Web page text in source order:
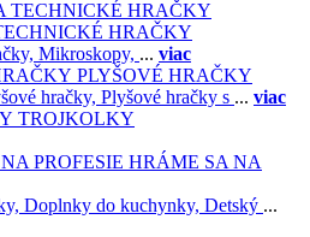
HRAČKY
Mikroskopy, ... viac
PLYŠOVÉ HRAČKY
hračky, Plyšové hračky s ... viac
TROJKOLKY
HRÁME SA NA
Doplnky do kuchynky, Detský ...